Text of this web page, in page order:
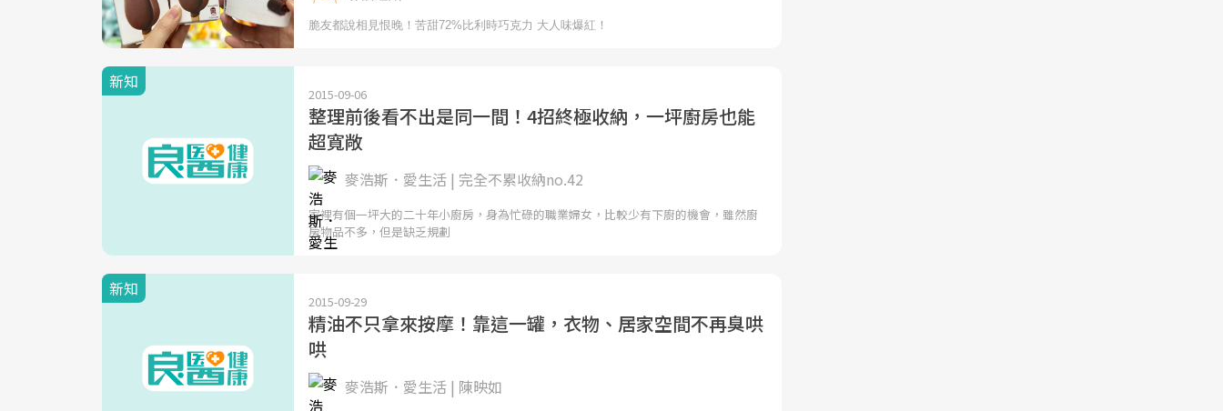
新知
2015-09-06
整理前後看不出是同一間！4招終極收納，一坪廚房也能
超寬敞
麥浩斯．愛生活 | 完全不累收納no.42
家裡有個一坪大的二十年小廚房，身為忙碌的職業婦女，比較少有下廚的機會，雖然廚
房物品不多，但是缺乏規劃
新知
2015-09-29
精油不只拿來按摩！靠這一罐，衣物、居家空間不再臭哄
哄
麥浩斯．愛生活 | 陳映如